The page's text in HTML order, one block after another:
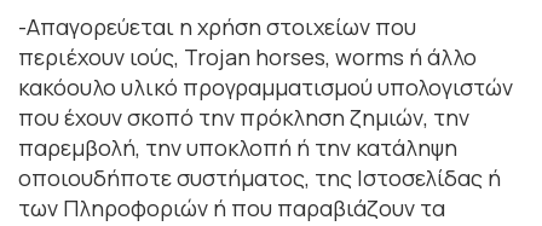
-Απαγορεύεται η χρήση στοιχείων που
περιέχουν ιούς, Trojan horses, worms ή άλλο
κακόουλο υλικό προγραµµατισµού υπολογιστών
που έχουν σκοπό την πρόκληση ζηµιών, την
παρεµβολή, την υποκλοπή ή την κατάληψη
οποιουδήποτε συστήµατος, της Ιστοσελίδας ή
των Πληροφοριών ή που παραβιάζουν τα